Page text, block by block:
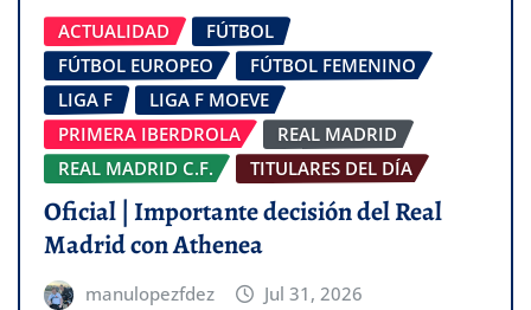
ACTUALIDAD
FÚTBOL
FÚTBOL EUROPEO
FÚTBOL FEMENINO
LIGA F
LIGA F MOEVE
PRIMERA IBERDROLA
REAL MADRID
REAL MADRID C.F.
TITULARES DEL DÍA
Oficial | Importante decisión del Real
Madrid con Athenea
manulopezfdez Jul 31, 2026